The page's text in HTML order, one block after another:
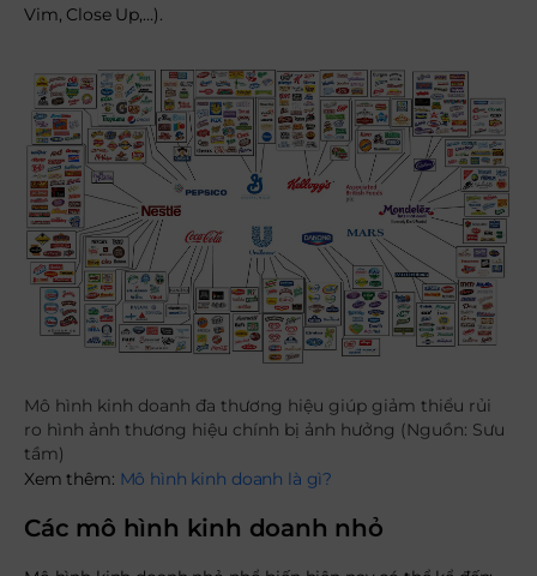
Vim, Close Up,…).
Mô hình kinh doanh đa thương hiệu giúp giảm thiểu rủi
ro hình ảnh thương hiệu chính bị ảnh hưởng (Nguồn: Sưu
tầm)
Xem thêm: Mô hình kinh doanh là gì?
Các mô hình kinh doanh nhỏ